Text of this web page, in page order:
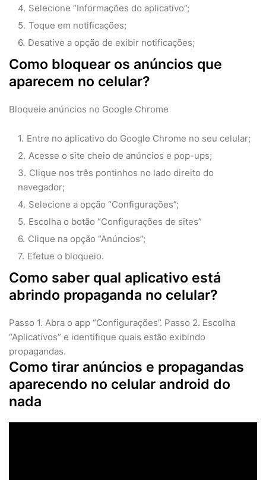
Selecione “Informações do aplicativo”;
Toque em notificações;
Desative a opção de exibir notificações;
Como bloquear os anúncios que
aparecem no celular?
Bloqueie anúncios no Google Chrome
Entre no aplicativo do Google Chrome no seu celular;
Acesse o site cheio de anúncios e pop-ups;
Clique nos três pontinhos no lado direito do
navegador;
Selecione a opção “Configurações”;
Escolha o botão “Configurações de sites”
Clique na opção “Anúncios”;
Efetue o bloqueio.
Como saber qual aplicativo está
abrindo propaganda no celular?
Passo 1. Abra o app “Configurações”. Passo 2. Escolha
“Aplicativos” e identifique quais estão exibindo
propagandas.
Como tirar anúncios e propagandas
aparecendo no celular android do
nada